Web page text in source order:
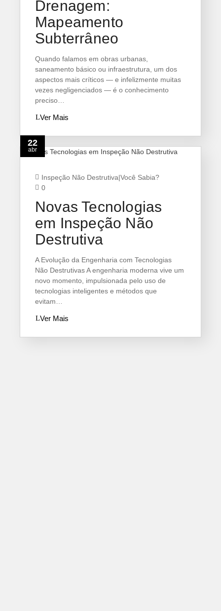
Drenagem:
Mapeamento
Subterrâneo
Quando falamos em obras urbanas,
saneamento básico ou infraestrutura, um dos
aspectos mais críticos — e infelizmente muitas
vezes negligenciados — é o conhecimento
preciso…
Ver Mais
22
abr
Inspeção Não Destrutiva|Você Sabia?
0
Novas Tecnologias
em Inspeção Não
Destrutiva
A Evolução da Engenharia com Tecnologias
Não Destrutivas A engenharia moderna vive um
novo momento, impulsionada pelo uso de
tecnologias inteligentes e métodos que
evitam…
Ver Mais